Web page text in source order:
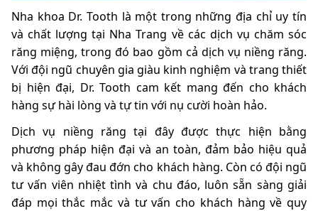
Nha khoa Dr. Tooth là một trong những địa chỉ uy tín
và chất lượng tại Nha Trang về các dịch vụ chăm sóc
răng miệng, trong đó bao gồm cả dịch vụ niềng răng.
Với đội ngũ chuyên gia giàu kinh nghiệm và trang thiết
bị hiện đại, Dr. Tooth cam kết mang đến cho khách
hàng sự hài lòng và tự tin với nụ cười hoàn hảo.
Dịch vụ niềng răng tại đây được thực hiện bằng
phương pháp hiện đại và an toàn, đảm bảo hiệu quả
và không gây đau đớn cho khách hàng. Còn có đội ngũ
tư vấn viên nhiệt tình và chu đáo, luôn sẵn sàng giải
đáp mọi thắc mắc và tư vấn cho khách hàng về quy